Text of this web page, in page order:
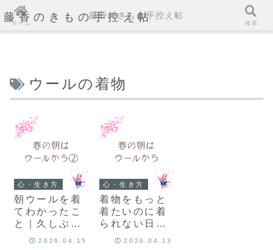
藤香のきもの手控え帖
ウールの着物
心・生き方
朝ウールを着
てわかったこ
と｜久しぶり
の着物がくれ
2026.04.15
心・生き方
着物をもっと
着たいのに着
られない日々
の解決策｜朝
2026.04.13
ホーム
藤香のきもの手控え帖
検索